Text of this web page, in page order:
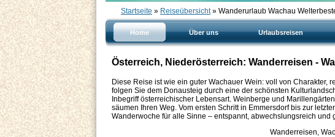
Startseite » Reiseübersicht» Wanderurlaub Wachau
Home Über uns Urlaubsreisen
Österreich, Niederösterreich: Wanderreisen -
Diese Reise ist wie ein guter Wachauer Wein: voll von Charakter,
folgen Sie dem Donausteig durch eine der schönsten
Inbegriff österreichischer Lebensart. Weinberge und
säumen Ihren Weg. Vom ersten Schritt in Emmersdorf bis zur
Wanderwoche für alle Sinne – entspannt, abwechslungsreich und
Wanderreisen,